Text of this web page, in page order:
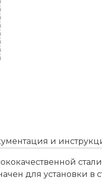
и
для установки в